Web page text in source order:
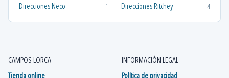
Direcciones Neco 1 Direcciones Ritchey 4
CAMPOS LORCA INFORMACIÓN LEGAL